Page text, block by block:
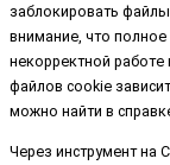
заблокировать
внимание, что
некорректной
файлов cookie
можно найти в
Через инструмент на